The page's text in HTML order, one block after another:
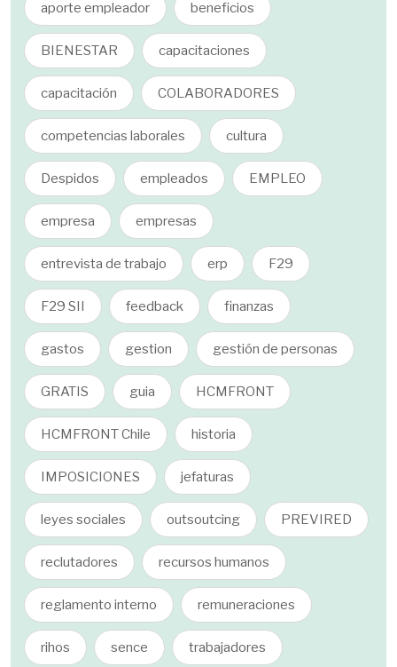
aporte empleador beneficios
BIENESTAR capacitaciones
capacitación COLABORADORES
competencias laborales cultura
Despidos empleados EMPLEO
empresa empresas
entrevista de trabajo erp F29
F29 SII feedback finanzas
gastos gestion gestión de personas
GRATIS guia HCMFRONT
HCMFRONT Chile historia
IMPOSICIONES jefaturas
leyes sociales outsoutcing PREVIRED
reclutadores recursos humanos
reglamento interno remuneraciones
rihos sence trabajadores